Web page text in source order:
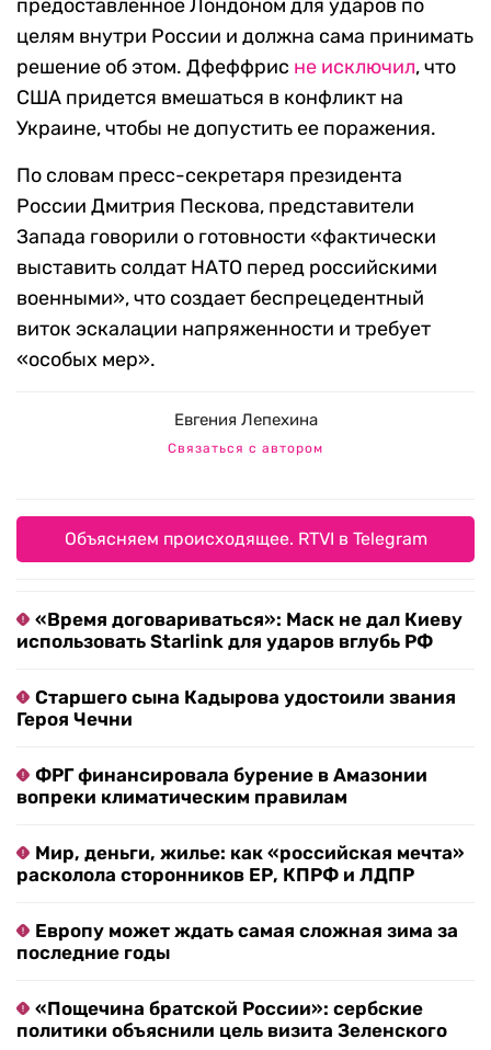
предоставленное Лондоном для ударов по
целям внутри России и должна сама принимать
решение об этом. Дфеффрис не исключил, что
США придется вмешаться в конфликт на
Украине, чтобы не допустить ее поражения.
По словам пресс-секретаря президента
России Дмитрия Пескова, представители
Запада говорили о готовности «фактически
выставить солдат НАТО перед российскими
военными», что создает беспрецедентный
виток эскалации напряженности и требует
«особых мер».
Евгения Лепехина
Связаться с автором
Объясняем происходящее. RTVI в Telegram
«Время договариваться»: Маск не дал Киеву
использовать Starlink для ударов вглубь РФ
Старшего сына Кадырова удостоили звания
Героя Чечни
ФРГ финансировала бурение в Амазонии
вопреки климатическим правилам
Мир, деньги, жилье: как «российская мечта»
расколола сторонников ЕР, КПРФ и ЛДПР
Европу может ждать самая сложная зима за
последние годы
«Пощечина братской России»: сербские
политики объяснили цель визита Зеленского